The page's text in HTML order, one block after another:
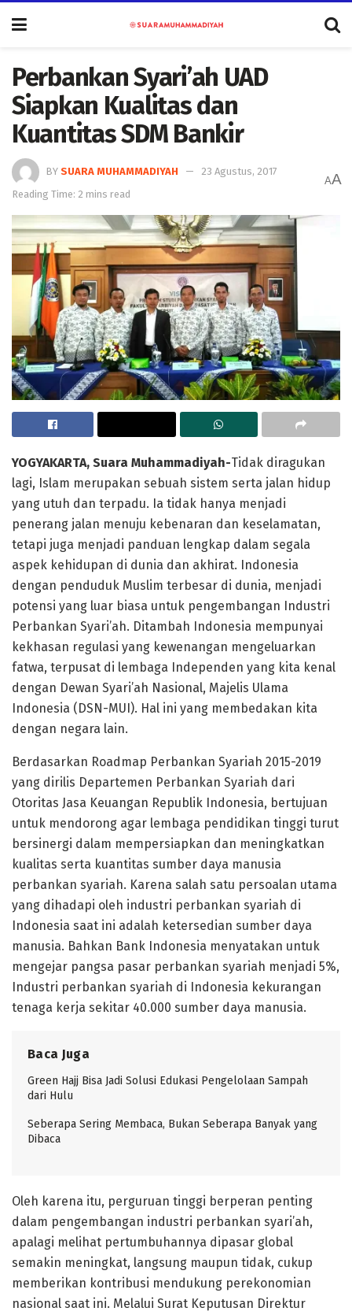
Perbankan Syari’ah UAD
Siapkan Kualitas dan
Kuantitas SDM Bankir
BY SUARA MUHAMMADIYAH
23 Agustus, 2017
Reading Time: 2 mins read
AA
YOGYAKARTA, Suara Muhammadiyah-Tidak diragukan
lagi, Islam merupakan sebuah sistem serta jalan hidup
yang utuh dan terpadu. Ia tidak hanya menjadi
penerang jalan menuju kebenaran dan keselamatan,
tetapi juga menjadi panduan lengkap dalam segala
aspek kehidupan di dunia dan akhirat. Indonesia
dengan penduduk Muslim terbesar di dunia, menjadi
potensi yang luar biasa untuk pengembangan Industri
Perbankan Syari’ah. Ditambah Indonesia mempunyai
kekhasan regulasi yang kewenangan mengeluarkan
fatwa, terpusat di lembaga Independen yang kita kenal
dengan Dewan Syari’ah Nasional, Majelis Ulama
Indonesia (DSN-MUI). Hal ini yang membedakan kita
dengan negara lain.
Berdasarkan Roadmap Perbankan Syariah 2015-2019
yang dirilis Departemen Perbankan Syariah dari
Otoritas Jasa Keuangan Republik Indonesia, bertujuan
untuk mendorong agar lembaga pendidikan tinggi turut
bersinergi dalam mempersiapkan dan meningkatkan
kualitas serta kuantitas sumber daya manusia
perbankan syariah. Karena salah satu persoalan utama
yang dihadapi oleh industri perbankan syariah di
Indonesia saat ini adalah ketersedian sumber daya
manusia. Bahkan Bank Indonesia menyatakan untuk
mengejar pangsa pasar perbankan syariah menjadi 5%,
Industri perbankan syariah di Indonesia kekurangan
tenaga kerja sekitar 40.000 sumber daya manusia.
Baca Juga
Green Hajj Bisa Jadi Solusi Edukasi Pengelolaan Sampah
dari Hulu
Seberapa Sering Membaca, Bukan Seberapa Banyak yang
Dibaca
Oleh karena itu, perguruan tinggi berperan penting
dalam pengembangan industri perbankan syari’ah,
apalagi melihat pertumbuhannya dipasar global
semakin meningkat, langsung maupun tidak, cukup
memberikan kontribusi mendukung perekonomian
nasional saat ini. Melalui Surat Keputusan Direktur